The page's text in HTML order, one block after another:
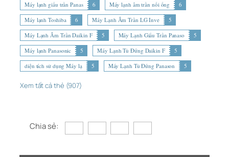
Máy lạnh giấu trần Panas
6 Máy lạnh âm trần nối ống
6
Máy lạnh Toshiba
6 Máy Lạnh Âm Trần LG Inve
5
Máy Lạnh Âm Trần Daikin F
5 Máy Lạnh Giấu Trần Panaso
5
Máy lạnh Panasonic
5 Máy Lạnh Tủ Đứng Daikin F
5
diện tích sử dụng Máy lạ
5 Máy Lạnh Tủ Đứng Panason 5
Xem tất cả thẻ (907)
Chia sẻ: